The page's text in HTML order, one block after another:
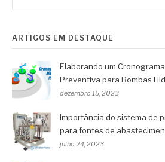
ARTIGOS EM DESTAQUE
Elaborando um
Preventiva para Bombas
dezembro 15, 2023
Importância do sistema de
para fontes de
julho 24, 2023